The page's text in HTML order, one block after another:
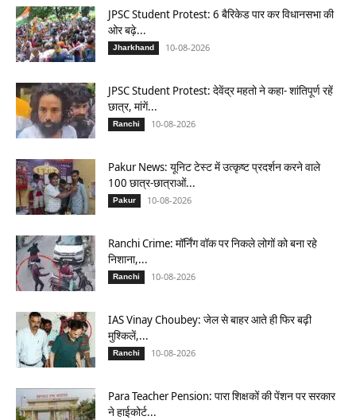
JPSC Student Protest: 6 बैरिकेड पार कर विधानसभा की
ओर बढ़े...
Jharkhand 10-08-2026
JPSC Student Protest: देवेंद्र महतो ने कहा- शांतिपूर्ण रहें
छात्र, मांगें...
Ranchi 10-08-2026
Pakur News: यूनिट टेस्ट में उत्कृष्ट प्रदर्शन करने वाले
100 छात्र-छात्राओं...
Pakur 10-08-2026
Ranchi Crime: मॉर्निंग वॉक पर निकले लोगों को बना रहे
निशाना,...
Ranchi 10-08-2026
IAS Vinay Choubey: जेल से बाहर आते ही फिर बढ़ी
मुश्किलें,...
Ranchi 10-08-2026
Para Teacher Pension: पारा शिक्षकों की पेंशन पर सरकार
ने हाईकोर्ट...